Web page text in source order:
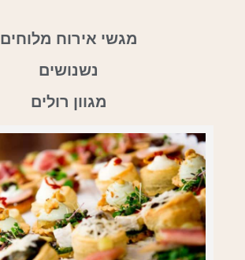
מגשי אירוח מלוחים
נשנושים
מגוון רולים